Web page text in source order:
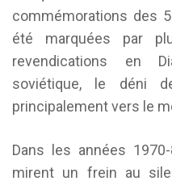
commémorations des
été marquées par
revendications en
soviétique, le déni
principalement vers le
Dans les années
mirent un frein au